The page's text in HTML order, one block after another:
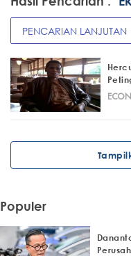
PENCARIAN LANJUTAN
Populer